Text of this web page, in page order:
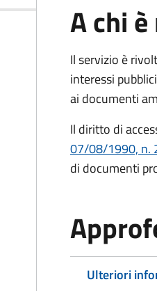
A chi
Il servizio è
interessi
ai documenti
Il diritto di
07/08/1990, n.
di documenti
Ulteriori